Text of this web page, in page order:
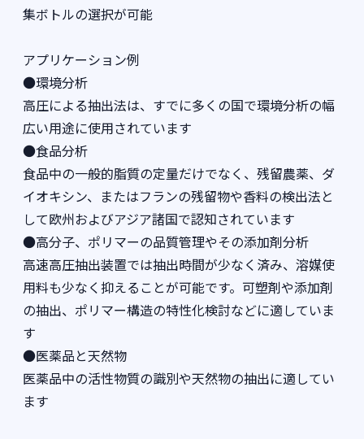
集ボトルの選択が可能
アプリケーション例
●環境分析
高圧による抽出法は、すでに多くの国で環境分析の幅
広い用途に使用されています
●食品分析
食品中の一般的脂質の定量だけでなく、残留農薬、ダ
イオキシン、またはフランの残留物や香料の検出法と
して欧州およびアジア諸国で認知されています
●高分子、ポリマーの品質管理やその添加剤分析
高速高圧抽出装置では抽出時間が少なく済み、溶媒使
用料も少なく抑えることが可能です。可塑剤や添加剤
の抽出、ポリマー構造の特性化検討などに適していま
す
●医薬品と天然物
医薬品中の活性物質の識別や天然物の抽出に適してい
ます